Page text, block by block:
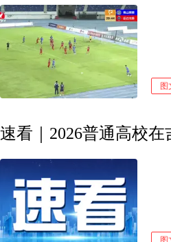
图
速看｜2026普通高校
图